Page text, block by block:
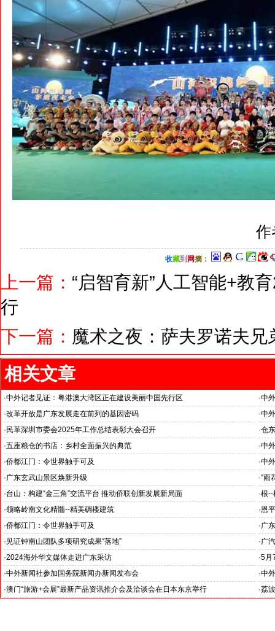
收藏到 网摘：
上一篇： “启智育新”人工智能+教
行
下一篇： 魔术之夜：萨夫罗诺夫
相关文章
·中外记者见证：粤港澳大湾区正在建设美丽中国先行区 ·中
·改革开放是广东发展走在前列的基因密码
--中外新闻社2026全国两会报道之四
·中
· 民革深圳市委会2025年工作总结表彰大会召开 ·仓
--中
·五座粮仓的书店：乡村全面振兴的典范
--中外新闻社参加海外华文媒体广东江门采访之三
·中
--中
·侨都江门：令世界触手可及
--中外新闻社参加海外华文媒体广东江门采访之一
·中
酒店
·广东玄武山景区焕新升级 ·“雨
·台山：构建“金三角”交流平台 推动侨联创新发展新局面 ·根--
·领略岭南文化精髓--精美碉楼建筑 ·恩
·侨都江门：令世界触手可及 ·广
· 见证钟南山团队多项研究成果“落地” ·广
·2024海外华文媒体走进广东采访 ·5月
·中外新闻社参加国务院新闻办新闻发布会 ·中
·澳门“旅游+会展”最新产品资讯推介会及洽谈会在日本东京举行 ·荔